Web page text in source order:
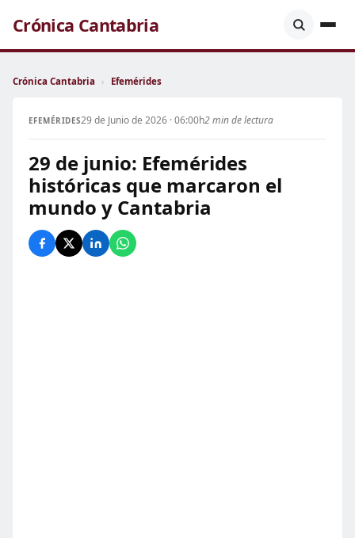
Crónica Cantabria
Crónica Cantabria › Efemérides
EFEMÉRIDES29 de Junio de 2026 · 06:00h2 min de lectura
29 de junio: Efemérides
históricas que marcaron el
mundo y Cantabria